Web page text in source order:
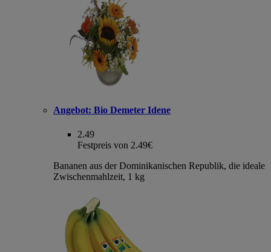
Angebot: Bio Demeter Idene
2.49
Festpreis von 2.49€
Bananen aus der Dominikanischen Republik, die ideale
Zwischenmahlzeit, 1 kg